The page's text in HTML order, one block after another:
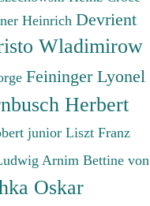
Heinrich Devrient
Wladimirow
Feininger Lyonel
Herbert
junior Liszt Franz
Arnim Bettine von
Oskar